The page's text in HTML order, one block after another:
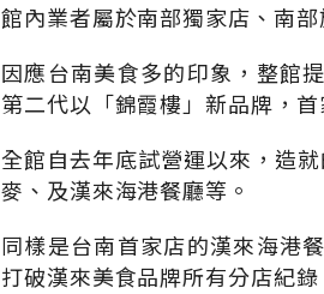
館內業者屬於南部獨家店、南
因應台南美食多的印象，整館
第二代以「錦霞樓」新品牌，首
全館自去年底試營運以來，造
麥、及漢來海港餐廳等。
同樣是台南首家店的漢來海港
打破漢來美食品牌所有分店紀